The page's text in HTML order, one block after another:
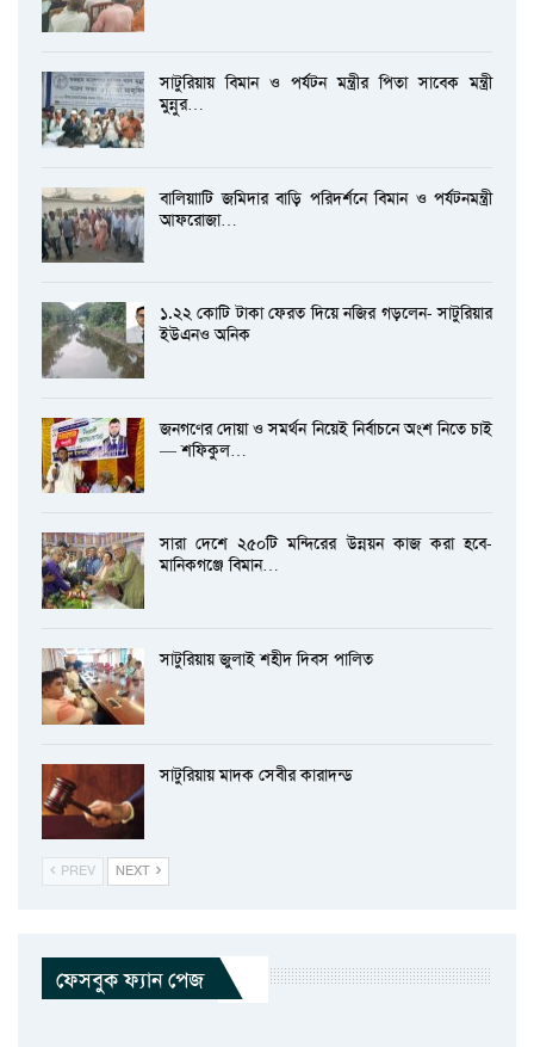
সাটুরিয়ায় বিমান ও পর্যটন মন্ত্রীর পিতা সাবেক মন্ত্রী
মুন্নুর…
বালিয়াাটি জমিদার বাড়ি পরিদর্শনে বিমান ও পর্যটনমন্ত্রী
আফরোজা…
১.২২ কোটি টাকা ফেরত দিয়ে নজির গড়লেন- সাটুরিয়ার
ইউএনও অনিক
জনগণের দোয়া ও সমর্থন নিয়েই নির্বাচনে অংশ নিতে চাই
— শফিকুল…
সারা দেশে ২৫০টি মন্দিরের উন্নয়ন কাজ করা হবে-
মানিকগঞ্জে বিমান…
সাটুরিয়ায় জুলাই শহীদ দিবস পালিত
সাটুরিয়ায় মাদক সেবীর কারাদন্ড
PREV NEXT
ফেসবুক ফ্যান পেজ